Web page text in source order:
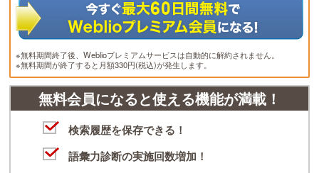
※無料期間終了後、Weblioプレミアムサービスは自動的に解約されません。
※無料期間が終了すると月額330円(税込)が発生します。
無料会員になると使える機能が満載！
検索履歴を保存できる！
語彙力診断の実施回数増加！